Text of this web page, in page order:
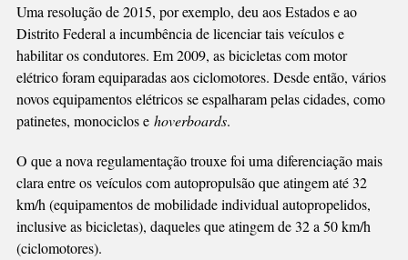
Uma resolução de 2015, por exemplo, deu aos Estados e ao
Distrito Federal a incumbência de licenciar tais veículos e
habilitar os condutores. Em 2009, as bicicletas com motor
elétrico foram equiparadas aos ciclomotores. Desde então, vários
novos equipamentos elétricos se espalharam pelas cidades, como
patinetes, monociclos e hoverboards.
O que a nova regulamentação trouxe foi uma diferenciação mais
clara entre os veículos com autopropulsão que atingem até 32
km/h (equipamentos de mobilidade individual autopropelidos,
inclusive as bicicletas), daqueles que atingem de 32 a 50 km/h
(ciclomotores).